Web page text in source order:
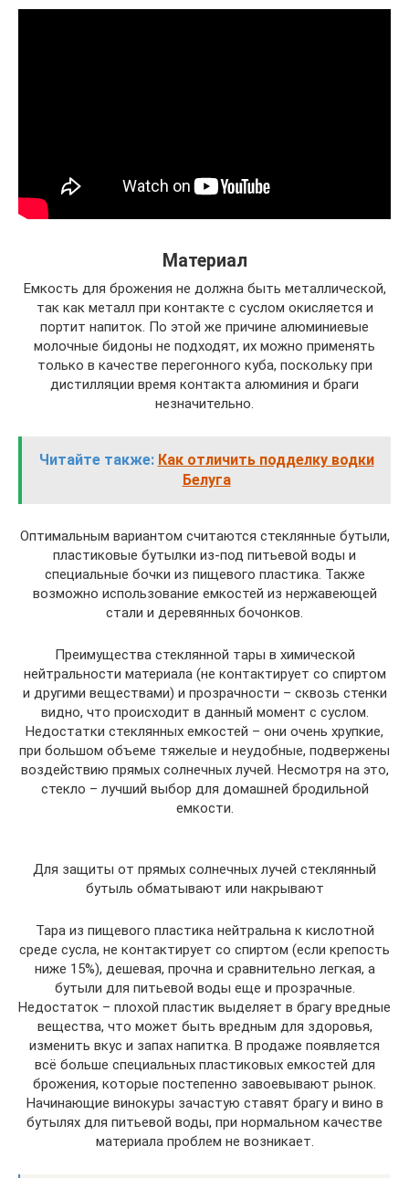
Материал
Емкость для брожения не должна быть металлической,
так как металл при контакте с суслом окисляется и
портит напиток. По этой же причине алюминиевые
молочные бидоны не подходят, их можно применять
только в качестве перегонного куба, поскольку при
дистилляции время контакта алюминия и браги
незначительно.
Читайте также: Как отличить подделку водки
Белуга
Оптимальным вариантом считаются стеклянные бутыли,
пластиковые бутылки из-под питьевой воды и
специальные бочки из пищевого пластика. Также
возможно использование емкостей из нержавеющей
стали и деревянных бочонков.
Преимущества стеклянной тары в химической
нейтральности материала (не контактирует со спиртом
и другими веществами) и прозрачности – сквозь стенки
видно, что происходит в данный момент с суслом.
Недостатки стеклянных емкостей – они очень хрупкие,
при большом объеме тяжелые и неудобные, подвержены
воздействию прямых солнечных лучей. Несмотря на это,
стекло – лучший выбор для домашней бродильной
емкости.
Для защиты от прямых солнечных лучей стеклянный
бутыль обматывают или накрывают
Тара из пищевого пластика нейтральна к кислотной
среде сусла, не контактирует со спиртом (если крепость
ниже 15%), дешевая, прочна и сравнительно легкая, а
бутыли для питьевой воды еще и прозрачные.
Недостаток – плохой пластик выделяет в брагу вредные
вещества, что может быть вредным для здоровья,
изменить вкус и запах напитка. В продаже появляется
всё больше специальных пластиковых емкостей для
брожения, которые постепенно завоевывают рынок.
Начинающие винокуры зачастую ставят брагу и вино в
бутылях для питьевой воды, при нормальном качестве
материала проблем не возникает.